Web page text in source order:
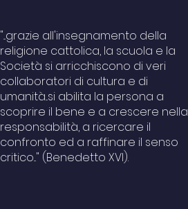
"...grazie all'insegnamento della
religione cattolica, la scuola e la
Società si arricchiscono di veri
collaboratori di cultura e di
umanità...si abilita la persona a
scoprire il bene e a crescere nella
responsabilità, a ricercare il
confronto ed a raffinare il senso
critico..." (Benedetto XVI).